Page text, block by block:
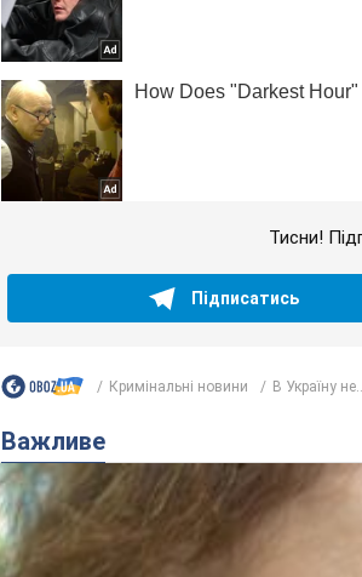
Тисни!
Підписатись
Кримінальні новини В Україну не...
Важливе